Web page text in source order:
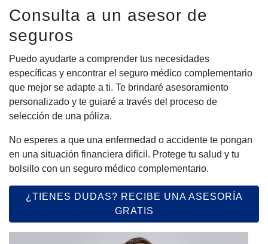
Consulta a un asesor de
seguros
Puedo ayudarte a comprender tus necesidades
específicas y encontrar el seguro médico complementario
que mejor se adapte a ti. Te brindaré asesoramiento
personalizado y te guiaré a través del proceso de
selección de una póliza.
No esperes a que una enfermedad o accidente te pongan
en una situación financiera difícil. Protege tu salud y tu
bolsillo con un seguro médico complementario.
¿TIENES DUDAS? RECIBE UNA ASESORÍA
GRATIS